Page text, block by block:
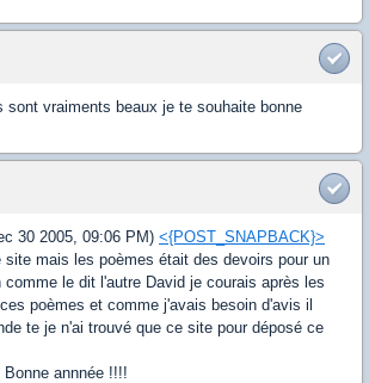
sont vraiments beaux je te souhaite bonne
30 2005, 09:06 PM) <{POST_SNAPBACK}>
site mais les poèmes était des devoirs pour un
le dit l'autre David je courais après les
poèmes et comme j'avais besoin d'avis il
te je n'ai trouvé que ce site pour déposé ce
annnée !!!!